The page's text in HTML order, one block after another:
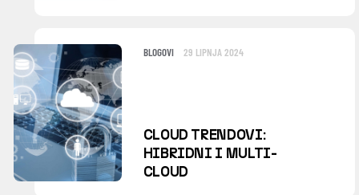
BLOGOVI 29 LIPNJA 2024
CLOUD TRENDOVI:
HIBRIDNI I MULTI-
CLOUD